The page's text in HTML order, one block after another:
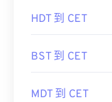
HDT 到 CET
BST 到 CET
MDT 到 CET